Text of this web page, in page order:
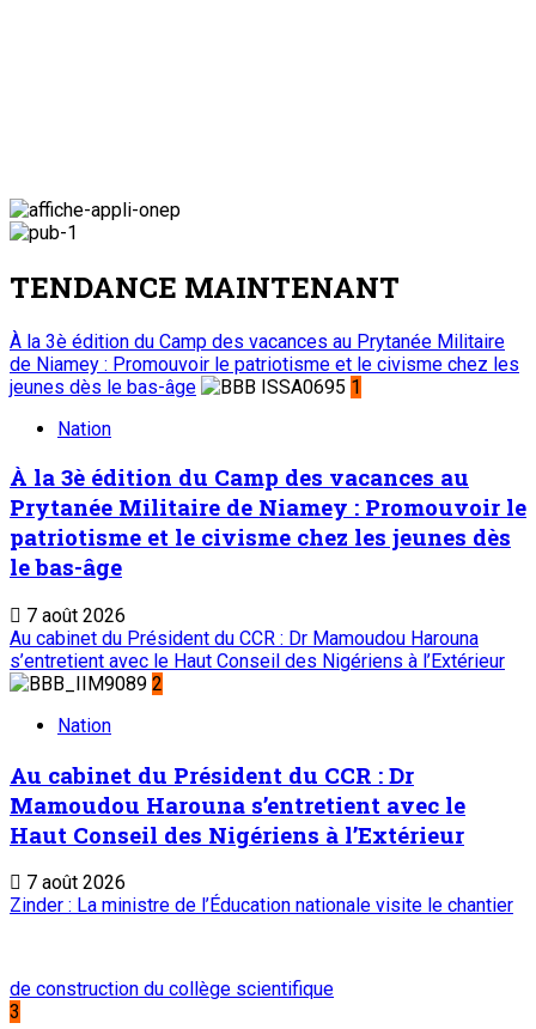
TENDANCE MAINTENANT
À la 3è édition du Camp des vacances au Prytanée Militaire
de Niamey : Promouvoir le patriotisme et le civisme chez les
jeunes dès le bas-âge
1
Nation
À la 3è édition du Camp des vacances au
Prytanée Militaire de Niamey : Promouvoir le
patriotisme et le civisme chez les jeunes dès
le bas-âge
7 août 2026
Au cabinet du Président du CCR : Dr Mamoudou Harouna
s’entretient avec le Haut Conseil des Nigériens à l’Extérieur
2
Nation
Au cabinet du Président du CCR : Dr
Mamoudou Harouna s’entretient avec le
Haut Conseil des Nigériens à l’Extérieur
7 août 2026
Zinder : La ministre de l’Éducation nationale visite le chantier
de construction du collège scientifique
3